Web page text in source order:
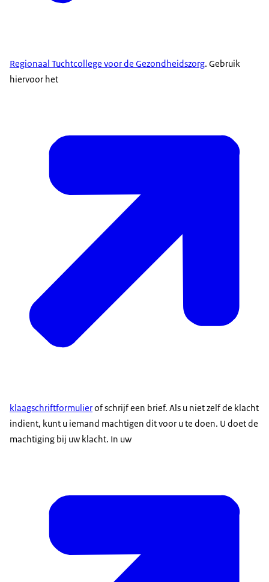
Regionaal Tuchtcollege voor de Gezondheidszorg. Gebruik
hiervoor het
klaagschriftformulierof schrijf een brief. Als u niet zelf de klacht
indient, kunt u iemand machtigen dit voor u te doen. U doet de
machtiging bij uw klacht. In uw